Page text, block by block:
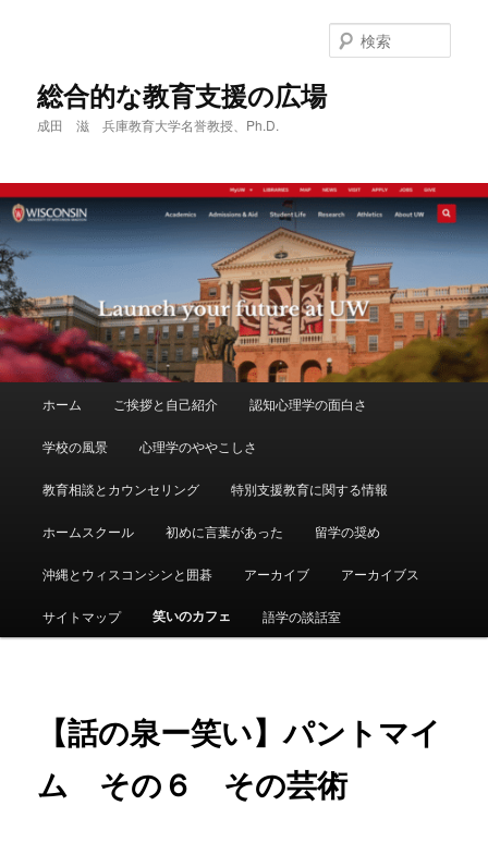
へ
移
動
総合的な教育支援の広場
成田 滋 兵庫教育大学名誉教授、Ph.D.
索
ホーム ご挨拶と自己紹介 認知心理学の面白さ
学校の風景 心理学のややこしさ
教育相談とカウンセリング 特別支援教育に関する情報
ホームスクール 初めに言葉があった 留学の奨め
沖縄とウィスコンシンと囲碁 アーカイブ アーカイブス
サイトマップ 笑いのカフェ 語学の談話室
【話の泉ー笑い】パントマイ
ム その６ その芸術